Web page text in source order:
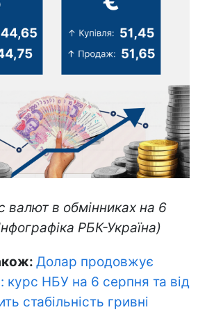
валют в обмінниках на 6
РБК-Україна)
Долар продовжує
НБУ на 6 серпня та від
стабільність гривні